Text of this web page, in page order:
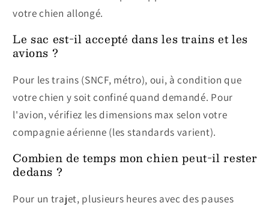
votre chien allongé.
Le sac est-il accepté dans les trains et les
avions ?
Pour les trains (SNCF, métro), oui, à condition que
votre chien y soit confiné quand demandé. Pour
l'avion, vérifiez les dimensions max selon votre
compagnie aérienne (les standards varient).
Combien de temps mon chien peut-il rester
dedans ?
Pour un trajet, plusieurs heures avec des pauses